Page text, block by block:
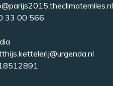
33 00 566